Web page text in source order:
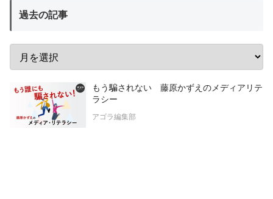
過去の記事
もう騙されない 藤原かずえのメディアリテ
ラシー
アゴラ編集部